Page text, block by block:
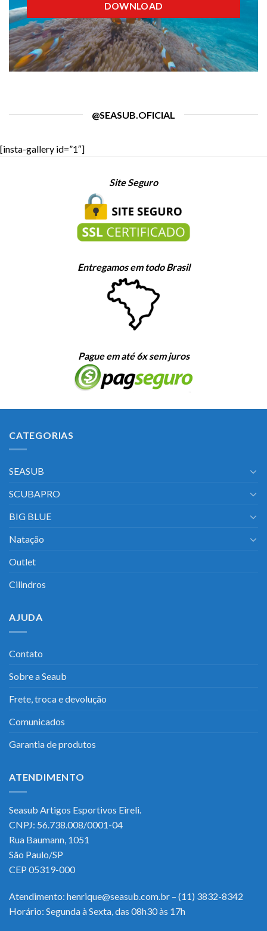
DOWNLOAD
@SEASUB.OFICIAL
[insta-gallery id=”1″]
Site Seguro
Entregamos em todo Brasil
Pague em até 6x sem juros
CATEGORIAS
SEASUB
SCUBAPRO
BIG BLUE
Natação
Outlet
Cilindros
AJUDA
Contato
Sobre a Seaub
Frete, troca e devolução
Comunicados
Garantia de produtos
ATENDIMENTO
Seasub Artigos Esportivos Eireli.
CNPJ: 56.738.008/0001-04
Rua Baumann, 1051
São Paulo/SP
CEP 05319-000
Atendimento: henrique@seasub.com.br – (11) 3832-8342
Horário: Segunda à Sexta, das 08h30 às 17h